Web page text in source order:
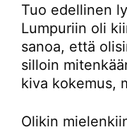
Tuo edellinen
Lumpuriin oli
sanoa, että
silloin
kiva kokemus,
Olikin